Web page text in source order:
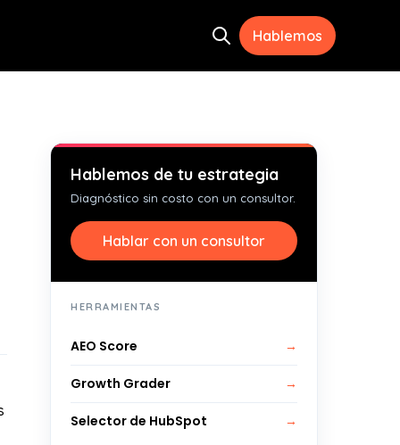
Open search
Hablemos
Hablemos de tu estrategia
Diagnóstico sin costo con un consultor.
Hablar con un consultor
HERRAMIENTAS
AEO Score →
Growth Grader →
Selector de HubSpot →